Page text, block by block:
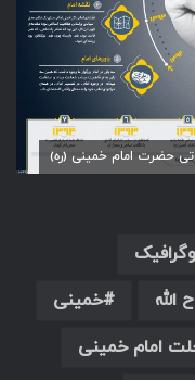
حضرت امام خمینی (ره)
خمینی
امام خمینی